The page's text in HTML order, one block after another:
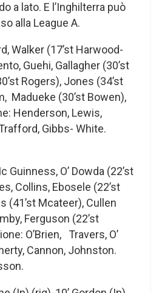
a lato. E l’Inghilterra può
alla League A.
Walker (17’st Harwood-
Guehi, Gallagher (30’st
Rogers), Jones (34’st
Madueke (30’st Bowen),
Henderson, Lewis,
Gibbs- White.
Guinness, O’ Dowda (22’st
Collins, Ebosele (22’st
(41’st Mcateer), Cullen
Ferguson (22’st
O’Brien, Travers, O’
Cannon, Johnston.